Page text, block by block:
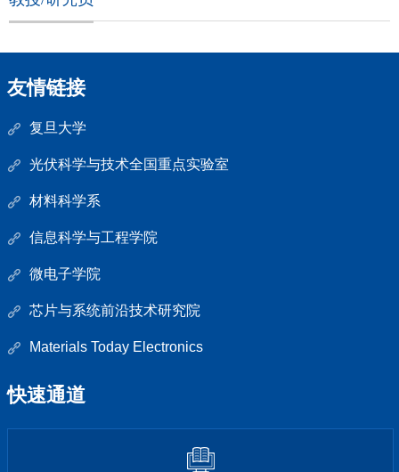
友情链接
复旦大学
光伏科学与技术全国重点实验室
材料科学系
信息科学与工程学院
微电子学院
芯片与系统前沿技术研究院
Materials Today Electronics
快速通道